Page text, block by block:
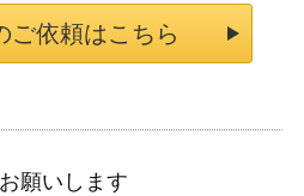
ご依頼はこちら
願いします